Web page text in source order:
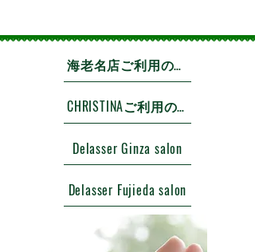
海老名店ご利用のお客様
CHRISTINAご利用のお客様
Delasser Ginza salon
Delasser Fujieda salon